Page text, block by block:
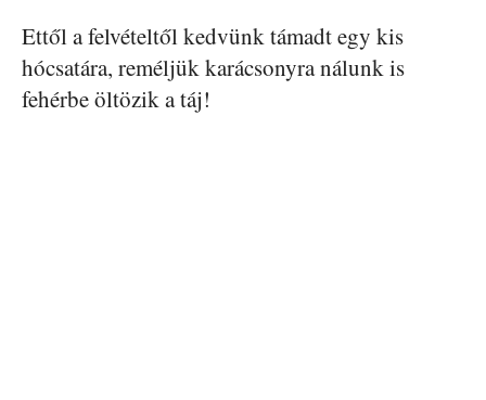
Ettől a felvételtől kedvünk támadt egy kis
hócsatára, reméljük karácsonyra nálunk is
fehérbe öltözik a táj!